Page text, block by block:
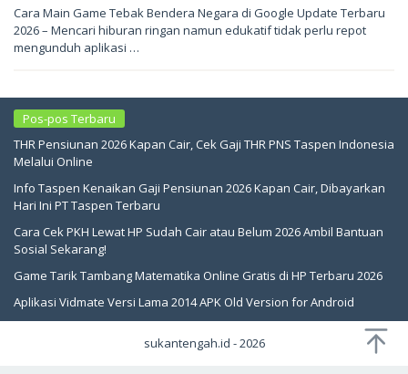
Mei
24,
oleh
sukantengah
Cara Main Game Tebak Bendera Negara di Google Update Terbaru
2026 – Mencari hiburan ringan namun edukatif tidak perlu repot
mengunduh aplikasi …
Pos-pos Terbaru
THR Pensiunan 2026 Kapan Cair, Cek Gaji THR PNS Taspen Indonesia
Melalui Online
Info Taspen Kenaikan Gaji Pensiunan 2026 Kapan Cair, Dibayarkan
Hari Ini PT Taspen Terbaru
Cara Cek PKH Lewat HP Sudah Cair atau Belum 2026 Ambil Bantuan
Sosial Sekarang!
Game Tarik Tambang Matematika Online Gratis di HP Terbaru 2026
Aplikasi Vidmate Versi Lama 2014 APK Old Version for Android
sukantengah.id - 2026